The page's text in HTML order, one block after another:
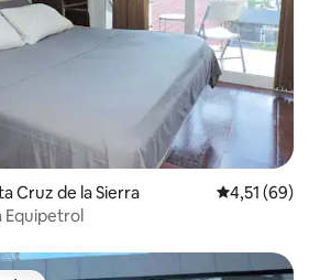
Cruz de la Sierra 4,51 de uma
4,51 (69)
Equipetrol